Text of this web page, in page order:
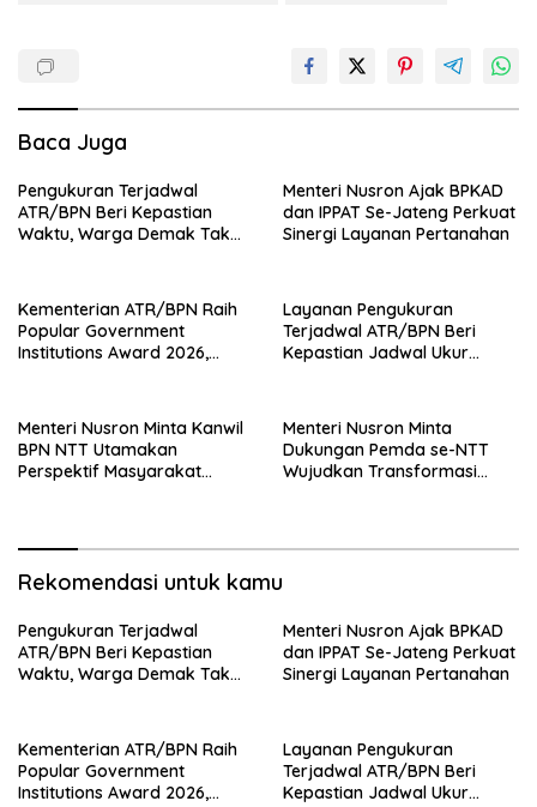
Baca Juga
Pengukuran Terjadwal
ATR/BPN Beri Kepastian
Waktu, Warga Demak Tak
Menteri Nusron Ajak BPKAD
dan IPPAT Se-Jateng Perkuat
Sinergi Layanan Pertanahan
Kementerian ATR/BPN Raih
Popular Government
Institutions Award 2026,
Layanan Pengukuran
Terjadwal ATR/BPN Beri
Kepastian Jadwal Ukur
Menteri Nusron Minta Kanwil
BPN NTT Utamakan
Perspektif Masyarakat
Menteri Nusron Minta
Dukungan Pemda se-NTT
Wujudkan Transformasi
Rekomendasi untuk kamu
Pengukuran Terjadwal
ATR/BPN Beri Kepastian
Waktu, Warga Demak Tak
Menteri Nusron Ajak BPKAD
dan IPPAT Se-Jateng Perkuat
Sinergi Layanan Pertanahan
Kementerian ATR/BPN Raih
Popular Government
Institutions Award 2026,
Layanan Pengukuran
Terjadwal ATR/BPN Beri
Kepastian Jadwal Ukur